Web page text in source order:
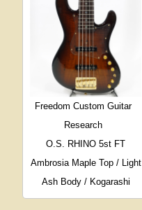
Freedom Custom Guitar
Research
O.S. RHINO 5st FT
Ambrosia Maple Top / Light
Ash Body / Kogarashi